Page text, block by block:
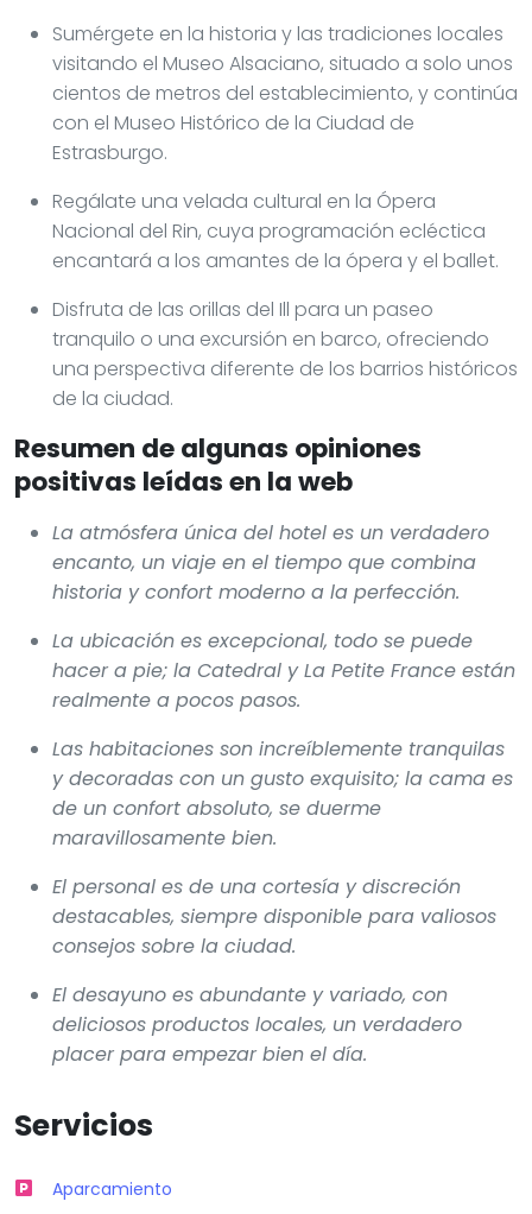
Sumérgete en la historia y las tradiciones locales
visitando el Museo Alsaciano, situado a solo unos
cientos de metros del establecimiento, y continúa
con el Museo Histórico de la Ciudad de
Estrasburgo.
Regálate una velada cultural en la Ópera
Nacional del Rin, cuya programación ecléctica
encantará a los amantes de la ópera y el ballet.
Disfruta de las orillas del Ill para un paseo
tranquilo o una excursión en barco, ofreciendo
una perspectiva diferente de los barrios históricos
de la ciudad.
Resumen de algunas opiniones
positivas leídas en la web
La atmósfera única del hotel es un verdadero
encanto, un viaje en el tiempo que combina
historia y confort moderno a la perfección.
La ubicación es excepcional, todo se puede
hacer a pie; la Catedral y La Petite France están
realmente a pocos pasos.
Las habitaciones son increíblemente tranquilas
y decoradas con un gusto exquisito; la cama es
de un confort absoluto, se duerme
maravillosamente bien.
El personal es de una cortesía y discreción
destacables, siempre disponible para valiosos
consejos sobre la ciudad.
El desayuno es abundante y variado, con
deliciosos productos locales, un verdadero
placer para empezar bien el día.
Servicios
Aparcamiento